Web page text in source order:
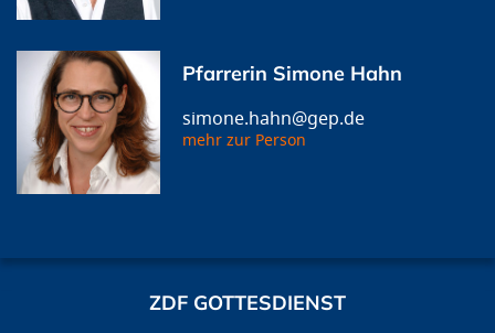
Pfarrerin Simone Hahn
simone.hahn@gep.de
mehr zur Person
ZDF GOTTESDIENST